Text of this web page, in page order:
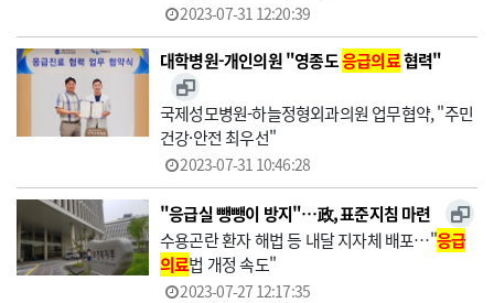
2023-07-31 12:20:39
대학병원-개인의원 "영종도응급의료협력"
국제성모병원-하늘정형외과의원 업무협약, "주민
건강·안전 최우선"
2023-07-31 10:46:28
"응급실 뺑뺑이 방지"…政, 표준지침 마련
수용곤란 환자 해법 등 내달 지자체 배포…"응급
의료법 개정 속도"
2023-07-27 12:17:35